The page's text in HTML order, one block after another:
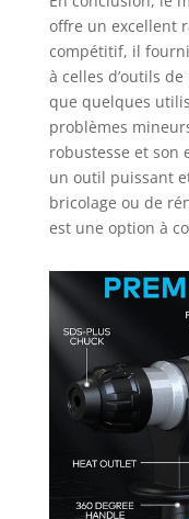
offre un excellent
compétitif, il
à celles d’outils
que quelques
problèmes
robustesse et son
un outil puissant
bricolage ou de
est une option à